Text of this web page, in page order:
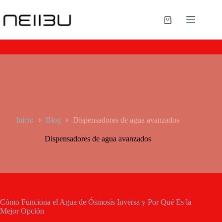
Inicio Blog Dispensadores de agua avanzados
Dispensadores de agua avanzados
Cómo Funciona el Agua de Ósmosis Inversa y Por Qué Es la
Mejor Opción